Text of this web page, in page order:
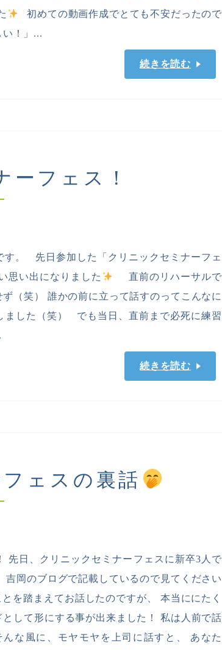
初めての動画作成でとても不安だったので
！」...
続きを読む
ーフェス！
す。 先日参加した「クリニックセミナーフェ
思い出になりました
直前のリハーサルで
（笑） 誰かの前に立って話すのってこんなに
ました（笑） でも当日、直前まで必死に練習
続きを読む
ェスの裏話
先日、クリニックセミナーフェスに新卒3人で
吉岡のブログで記載しているので見てください
を踏まえてお話したのですが、 本当ににたく
して形にする事が出来ました！ 私は人前で話
な風に、モヤモヤを上司に話すと、 あなた